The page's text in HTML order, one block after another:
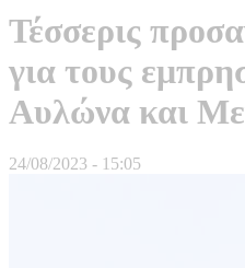
Τέσσερις
για τους
Αυλώνα και
24/08/2023 - 15:05